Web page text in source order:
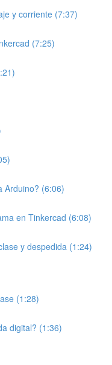
y corriente (7:37)
(7:25)
Arduino? (6:06)
en Tinkercad (6:08)
y despedida (1:24)
(1:28)
digital? (1:36)